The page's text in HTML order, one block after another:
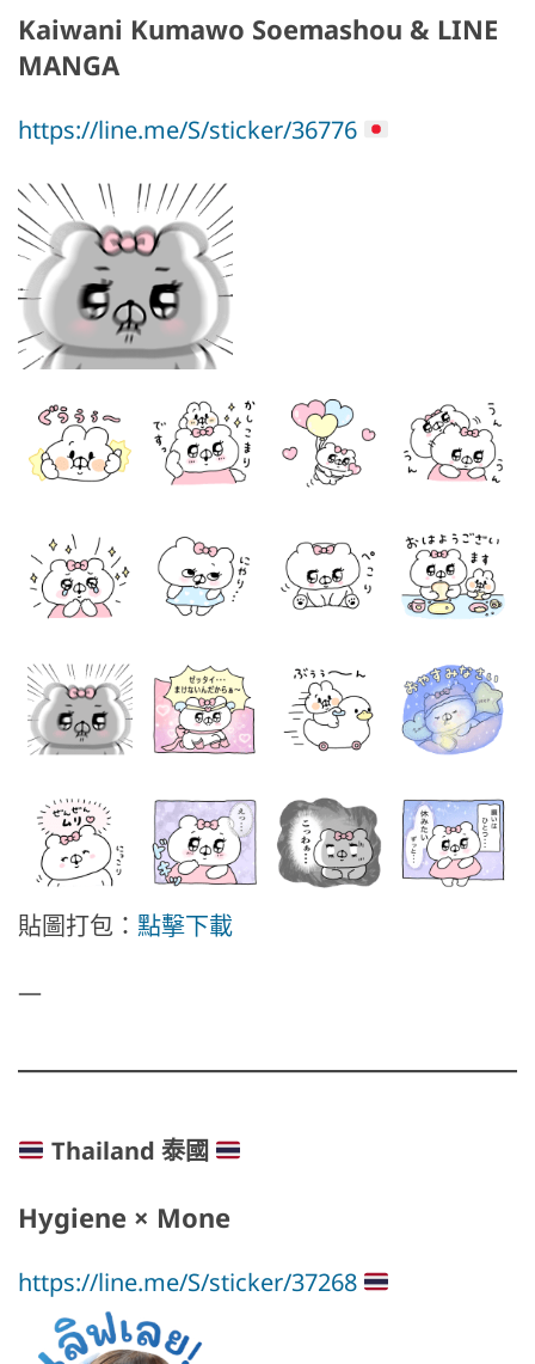
Kaiwani Kumawo Soemashou & LINE
MANGA
https://line.me/S/sticker/36776
貼圖打包： 點擊下載
—
Thailand 泰國
Hygiene × Mone
https://line.me/S/sticker/37268